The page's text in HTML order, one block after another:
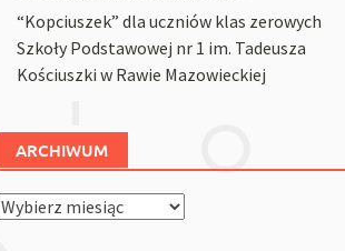
“Kopciuszek” dla uczniów klas zerowych
Szkoły Podstawowej nr 1 im. Tadeusza
Kościuszki w Rawie Mazowieckiej
ARCHIWUM
Archiwum